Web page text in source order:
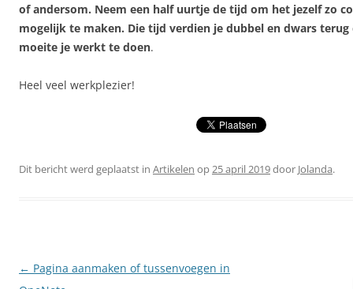
of andersom. Neem een half uurtje de tijd om het jezelf zo
mogelijk te maken. Die tijd verdien je dubbel en dwars
moeite je werkt te doen.
Heel veel werkplezier!
Dit bericht werd geplaatst in Artikelen op 25 april 2019door Jolanda.
Berichtnavigatie
← Pagina aanmaken of tussenvoegen in